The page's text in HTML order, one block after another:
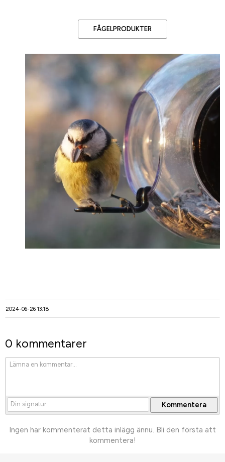
FÅGELPRODUKTER
2024-06-26 13:18
0 kommentarer
Ingen har kommenterat detta inlägg ännu. Bli den första att
kommentera!